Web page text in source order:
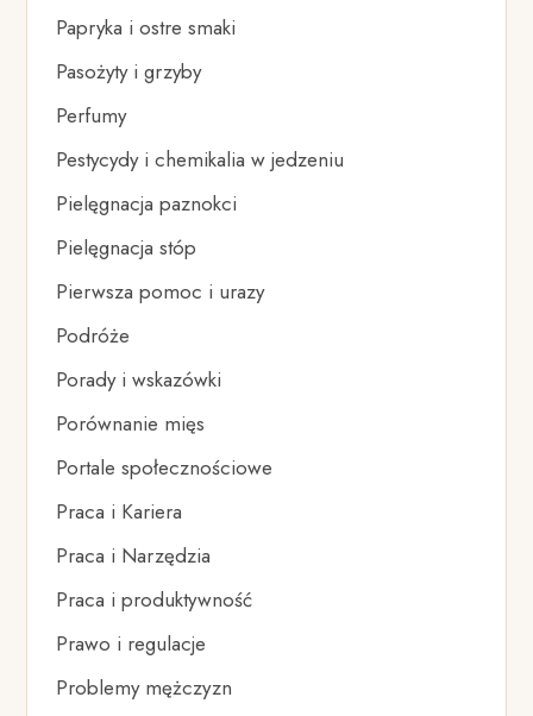
Papryka i ostre smaki
Pasożyty i grzyby
Perfumy
Pestycydy i chemikalia w jedzeniu
Pielęgnacja paznokci
Pielęgnacja stóp
Pierwsza pomoc i urazy
Podróże
Porady i wskazówki
Porównanie mięs
Portale społecznościowe
Praca i Kariera
Praca i Narzędzia
Praca i produktywność
Prawo i regulacje
Problemy mężczyzn